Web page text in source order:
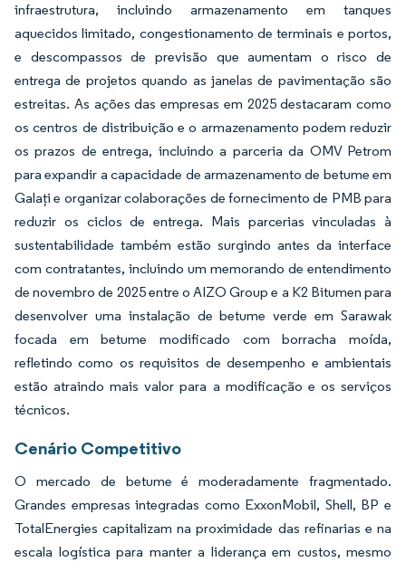
infraestrutura, incluindo armazenamento em tanques
aquecidos limitado, congestionamento de terminais e portos,
e descompassos de previsão que aumentam o risco de
entrega de projetos quando as janelas de pavimentação são
estreitas. As ações das empresas em 2025 destacaram como
os centros de distribuição e o armazenamento podem reduzir
os prazos de entrega, incluindo a parceria da OMV Petrom
para expandir a capacidade de armazenamento de betume em
Galați e organizar colaborações de fornecimento de PMB para
reduzir os ciclos de entrega. Mais parcerias vinculadas à
sustentabilidade também estão surgindo antes da interface
com contratantes, incluindo um memorando de entendimento
de novembro de 2025 entre o AIZO Group e a K2 Bitumen para
desenvolver uma instalação de betume verde em Sarawak
focada em betume modificado com borracha moída,
refletindo como os requisitos de desempenho e ambientais
estão atraindo mais valor para a modificação e os serviços
técnicos.
Cenário Competitivo
O mercado de betume é moderadamente fragmentado.
Grandes empresas integradas como ExxonMobil, Shell, BP e
TotalEnergies capitalizam na proximidade das refinarias e na
escala logística para manter a liderança em custos, mesmo